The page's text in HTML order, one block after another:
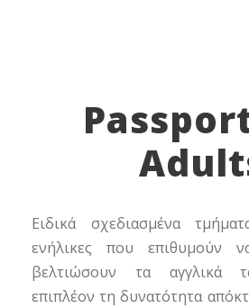
Ειδικά σχεδιασμένα
ενήλικες που επιθυμούν
βελτιώσουν τα αγγλικά
επιπλέον τη δυνατότητα